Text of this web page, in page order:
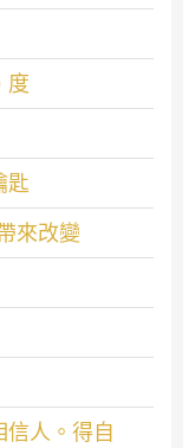
度
匙
來改變
信人。得自